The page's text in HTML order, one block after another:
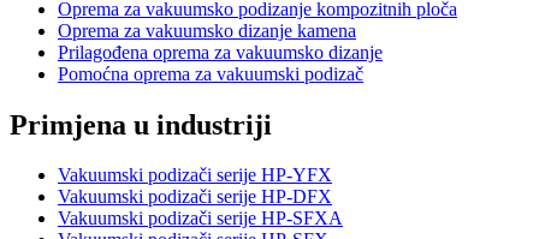
Oprema za vakuumsko podizanje kompozitnih ploča
Oprema za vakuumsko dizanje kamena
Prilagođena oprema za vakuumsko dizanje
Pomoćna oprema za vakuumski podizač
Primjena u industriji
Vakuumski podizači serije HP-YFX
Vakuumski podizači serije HP-DFX
Vakuumski podizači serije HP-SFXA